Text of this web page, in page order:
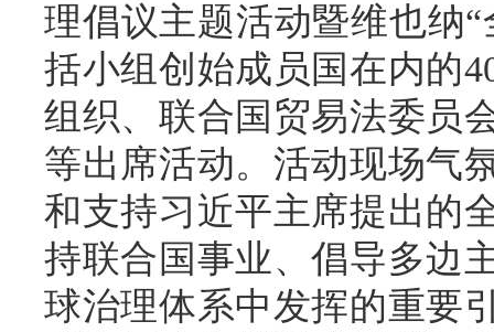
理倡议主题活动暨维也纳
括小组创始成员国在内的
组织、联合国贸易法委员
等出席活动。活动现场气
和支持习近平主席提出的
持联合国事业、倡导多边
球治理体系中发挥的重要